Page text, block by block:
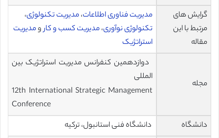
گرایش های
مرتبط با این
مقاله
مدیریت فناوری اطلاعات،مدیریت تکنولوژی،
تکنولوژی نوآوری،مدیریت کسب و کارومدیریت
استراتژیک
مجله
دوازدهمین کنفرانس مدیریت استراتژیک بین
المللی
12th International Strategic Management
Conference
دانشگاه
دانشگاه فنی استانبول، ترکیه